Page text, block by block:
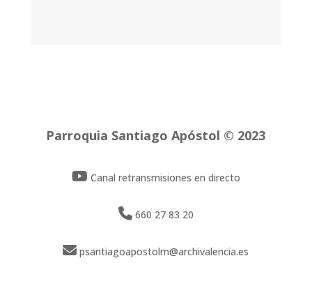
Parroquia Santiago Apóstol © 2023
Canal retransmisiones en directo
660 27 83 20
psantiagoapostolm@archivalencia.es